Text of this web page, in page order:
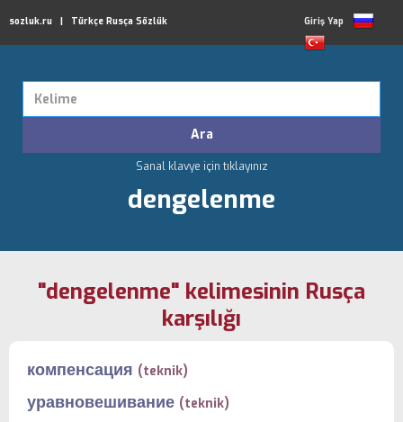
sozluk.ru | Türkçe Rusça Sözlük Giriş Yap
Sanal klavye için tıklayınız
dengelenme
"dengelenme" kelimesinin Rusça
karşılığı
компенсация (teknik)
уравновешивание (teknik)